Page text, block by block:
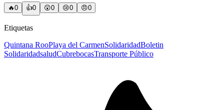
🔥0 👍0 😲0 😢0 😠0
Etiquetas
Quintana RooPlaya del CarmenSolidaridadBoletin
SolidaridadsaludCubrebocasTransporte Público